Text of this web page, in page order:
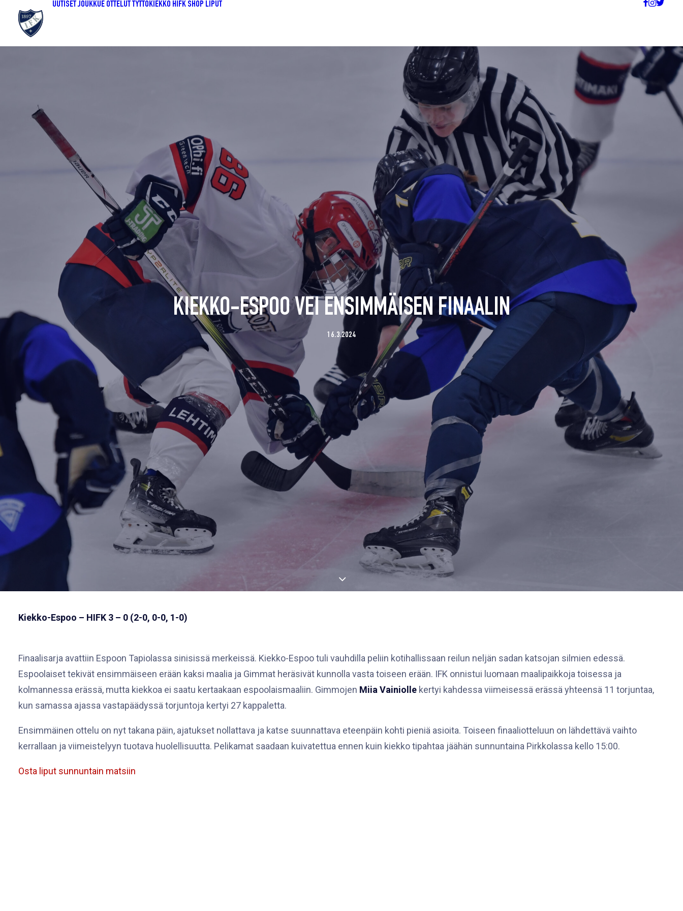
UUTISETJOUKKUE OTTELUTTYTTÖKIEKKO HIFK SHOP LIPUT
KIEKKO-ESPOO VEI ENSIMMÄISEN FINAALIN
16.3.2024
Kiekko-Espoo – HIFK 3 – 0 (2-0, 0-0, 1-0)
Finaalisarja avattiin Espoon Tapiolassa sinisissä merkeissä. Kiekko-Espoo tuli vauhdilla peliin kotihallissaan reilun neljän sadan katsojan silmien edessä.
Espoolaiset tekivät ensimmäiseen erään kaksi maalia ja Gimmat heräsivät kunnolla vasta toiseen erään. IFK onnistui luomaan maalipaikkoja toisessa ja
kolmannessa erässä, mutta kiekkoa ei saatu kertaakaan espoolaismaaliin. Gimmojen Miia Vainiolle kertyi kahdessa viimeisessä erässä yhteensä 11 torjuntaa,
kun samassa ajassa vastapäädyssä torjuntoja kertyi 27 kappaletta.
Ensimmäinen ottelu on nyt takana päin, ajatukset nollattava ja katse suunnattava eteenpäin kohti pieniä asioita. Toiseen finaaliotteluun on lähdettävä vaihto
kerrallaan ja viimeistelyyn tuotava huolellisuutta. Pelikamat saadaan kuivatettua ennen kuin kiekko tipahtaa jäähän sunnuntaina Pirkkolassa kello 15:00.
Osta liput sunnuntain matsiin